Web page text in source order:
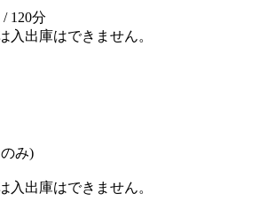
120分
入出庫はできません。
み)
入出庫はできません。